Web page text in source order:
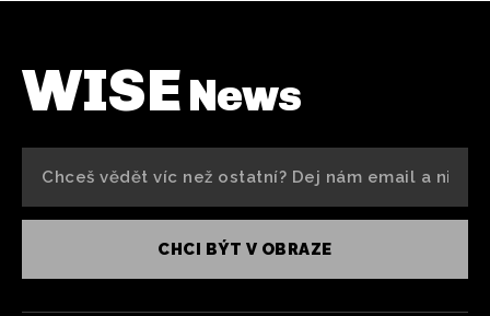
WISENews
CHCI BÝT V OBRAZE